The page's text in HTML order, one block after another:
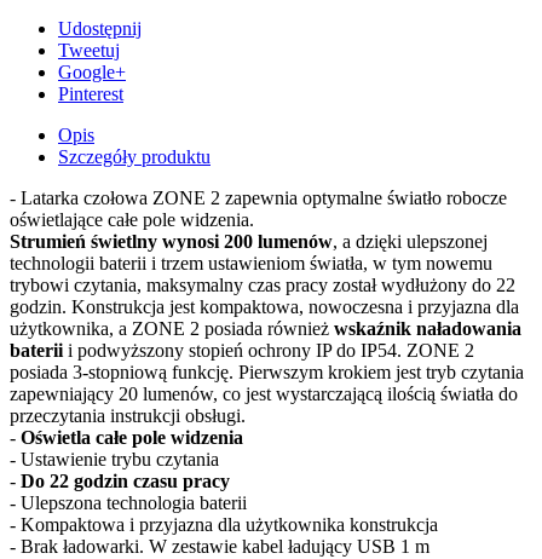
Udostępnij
Tweetuj
Google+
Pinterest
Opis
Szczegóły produktu
- Latarka czołowa ZONE 2 zapewnia optymalne światło robocze
oświetlające całe pole widzenia.
Strumień świetlny wynosi 200 lumenów, a dzięki ulepszonej
technologii baterii i trzem ustawieniom światła, w tym nowemu
trybowi czytania, maksymalny czas pracy został wydłużony do 22
godzin. Konstrukcja jest kompaktowa, nowoczesna i przyjazna dla
użytkownika, a ZONE 2 posiada również wskaźnik naładowania
bateriii podwyższony stopień ochrony IP do IP54. ZONE 2
posiada 3-stopniową funkcję. Pierwszym krokiem jest tryb czytania
zapewniający 20 lumenów, co jest wystarczającą ilością światła do
przeczytania instrukcji obsługi.
- Oświetla całe pole widzenia
- Ustawienie trybu czytania
- Do 22 godzin czasu pracy
- Ulepszona technologia baterii
- Kompaktowa i przyjazna dla użytkownika konstrukcja
- Brak ładowarki. W zestawie kabel ładujący USB 1 m